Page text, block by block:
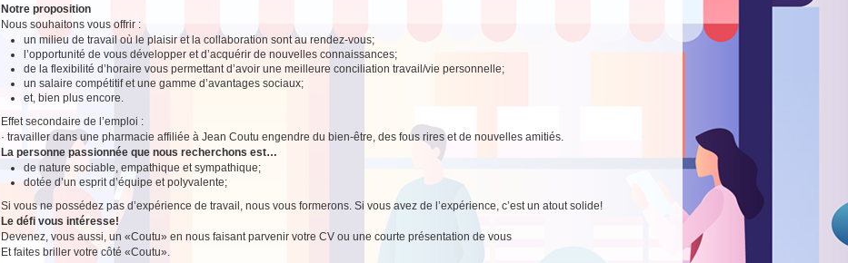
Notre proposition
Nous souhaitons vous offrir :
un milieu de travail où le plaisir et la collaboration sont au rendez-vous;
l’opportunité de vous développer et d’acquérir de nouvelles connaissances;
de la flexibilité d’horaire vous permettant d’avoir une meilleure conciliation travail/vie personnelle;
un salaire compétitif et une gamme d’avantages sociaux;
et, bien plus encore.
Effet secondaire de l’emploi :
· travailler dans une pharmacie affiliée à Jean Coutu engendre du bien-être, des fous rires et de nouvelles amitiés.
La personne passionnée que nous recherchons est…
de nature sociable, empathique et sympathique;
dotée d’un esprit d’équipe et polyvalente;
Si vous ne possédez pas d’expérience de travail, nous vous formerons. Si vous avez de l’expérience, c’est un atout solide!
Le défi vous intéresse!
Devenez, vous aussi, un «Coutu» en nous faisant parvenir votre CV ou une courte présentation de vous
Et faites briller votre côté «Coutu».